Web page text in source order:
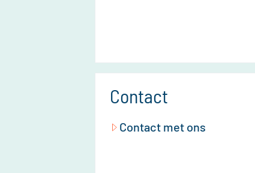
Contact
Contact met ons